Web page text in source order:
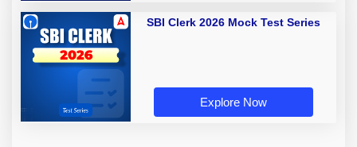
SBI Clerk 2026 Mock Test Series
Explore Now